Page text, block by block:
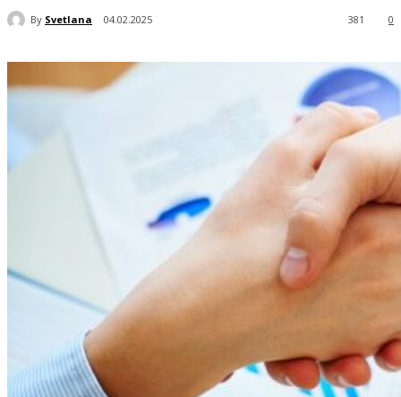
By Svetlana 04.02.2025 0
381